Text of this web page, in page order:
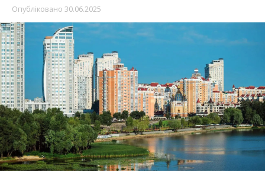
Опубліковано 30.06.2025